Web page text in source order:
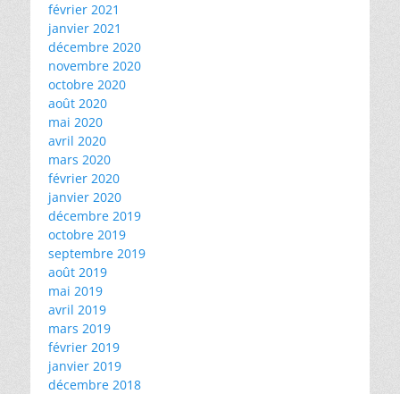
février 2021
janvier 2021
décembre 2020
novembre 2020
octobre 2020
août 2020
mai 2020
avril 2020
mars 2020
février 2020
janvier 2020
décembre 2019
octobre 2019
septembre 2019
août 2019
mai 2019
avril 2019
mars 2019
février 2019
janvier 2019
décembre 2018